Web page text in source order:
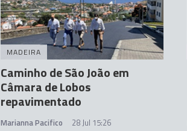
MADEIRA
Caminho de São João em
Câmara de Lobos
repavimentado
Marianna Pacifico 28 Jul 15:26